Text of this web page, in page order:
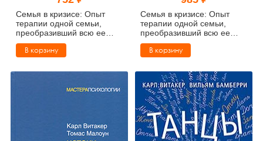
Тревожные расстройства, панические атаки
Психодрама
Сказкотерапия
Классический, эриксоновский гипноз и НЛП
Психология труда и эргономика
Психофизиология
Социальная и организационная психология
Учебная литература
Семья в кризисе: Опыт
терапии одной семьи,
преобразивший всю ее
жизнь (pdf)
В корзину
Семья в кризисе: Опыт
терапии одной семьи,
преобразивший всю ее
жизнь
В корзину